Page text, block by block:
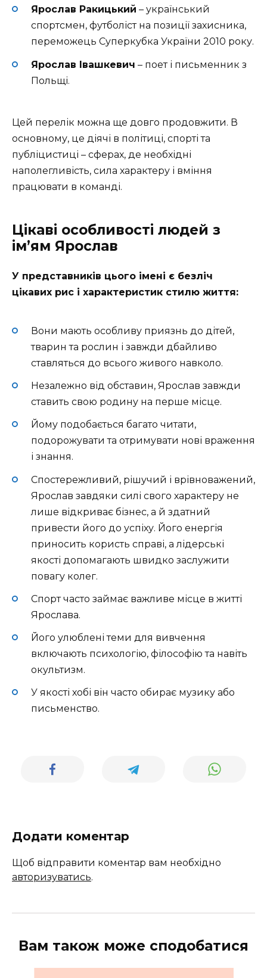
Ярослав Ракицький – український
спортсмен, футболіст на позиції захисника,
переможець Суперкубка України 2010 року.
Ярослав Івашкевич – поет і письменник з
Польщі.
Цей перелік можна ще довго продовжити. В
основному, це діячі в політиці, спорті та
публіцистиці – сферах, де необхідні
наполегливість, сила характеру і вміння
працювати в команді.
Цікаві особливості людей з
ім’ям Ярослав
У представників цього імені є безліч
цікавих рис і характеристик стилю життя:
Вони мають особливу приязнь до дітей,
тварин та рослин і завжди дбайливо
ставляться до всього живого навколо.
Незалежно від обставин, Ярослав завжди
ставить свою родину на перше місце.
Йому подобається багато читати,
подорожувати та отримувати нові враження
і знання.
Спостережливий, рішучий і врівноважений,
Ярослав завдяки силі свого характеру не
лише відкриває бізнес, а й здатний
привести його до успіху. Його енергія
приносить користь справі, а лідерські
якості допомагають швидко заслужити
повагу колег.
Спорт часто займає важливе місце в житті
Ярослава.
Його улюблені теми для вивчення
включають психологію, філософію та навіть
окультизм.
У якості хобі він часто обирає музику або
письменство.
Додати коментар
Щоб відправити коментар вам необхідно
авторизуватись.
Вам також може сподобатися